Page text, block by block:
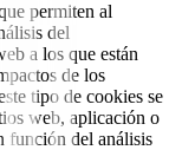
permiten al
del
a los que están
de los
tipo de cookies se
web, aplicación o
función del análisis